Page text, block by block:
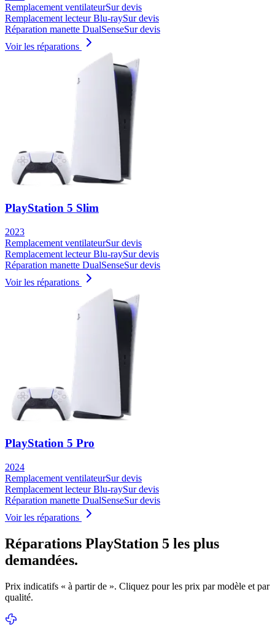
Remplacement ventilateurSur devis
Remplacement lecteur Blu-raySur devis
Réparation manette DualSenseSur devis
Voir les réparations
PlayStation 5 Slim
2023
Remplacement ventilateurSur devis
Remplacement lecteur Blu-raySur devis
Réparation manette DualSenseSur devis
Voir les réparations
PlayStation 5 Pro
2024
Remplacement ventilateurSur devis
Remplacement lecteur Blu-raySur devis
Réparation manette DualSenseSur devis
Voir les réparations
Réparations PlayStation 5 les plus
demandées.
Prix indicatifs « à partir de ». Cliquez pour les prix par modèle et par
qualité.